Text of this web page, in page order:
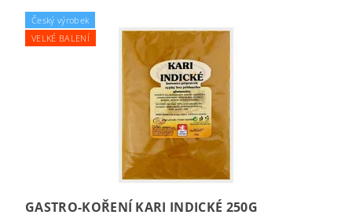
Český výrobek
VELKÉ BALENÍ
GASTRO-KOŘENÍ KARI INDICKÉ 250G